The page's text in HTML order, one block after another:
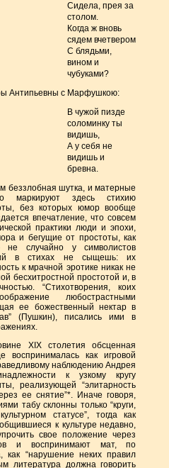
Сидела, прея за
столом.
Когда ж вновь
сядем вчетвером
С блядьми,
вином и
чубуками?
Антипьевны с Марфушкою:
В чужой пизде
соломинку ты
видишь,
А у себя не
видишь и
бревна.
беззлобная шутка, и матерные
маркируют здесь стихию
без которых юмор вообще
впечатление, что совсем
практики люди и эпохи,
и бегущие от простоты, как
случайно у символистов
в стихах не сыщешь: их
к мрачной эротике никак не
бесхитростной простотой и, в
“Стихотворения, коих
любострастными
ее божественный нектар в
(Пушкин), писались ими в
XIX столетия обсценная
воспринималась как игровой
наблюдению Андрея
к узкому кругу
реализующей “элитарность
ее снятие”*. Иначе говоря,
табу склонны только “круги,
статусе”, тогда как
к культуре недавно,
свое положение через
и воспринимают мат, по
как “нарушение неких правил
литература должна говорить